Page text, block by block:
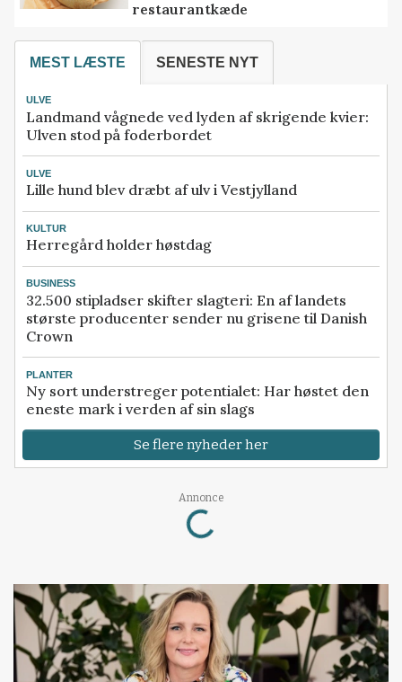
restaurantkæde
MEST LÆSTE SENESTE NYT
ULVE
Landmand vågnede ved lyden af skrigende kvier:
Ulven stod på foderbordet
ULVE
Lille hund blev dræbt af ulv i Vestjylland
KULTUR
Herregård holder høstdag
BUSINESS
32.500 stipladser skifter slagteri: En af landets
største producenter sender nu grisene til Danish
Crown
PLANTER
Ny sort understreger potentialet: Har høstet den
eneste mark i verden af sin slags
Se flere nyheder her
Annonce
Loading...